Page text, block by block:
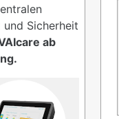
Sicherheit
ab